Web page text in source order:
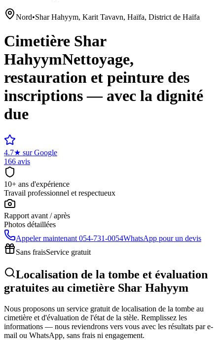
Nord•Shar Hahyym, Karit Tavavn, Haïfa, District de Haïfa
Cimetière Shar
HahyymNettoyage,
restauration et peinture des
inscriptions — avec la dignité
due
4.7★ sur Google
166 avis
10+ ans d'expérience
Travail professionnel et respectueux
Rapport avant / après
Photos détaillées
Appeler maintenant 054-731-0054WhatsApp pour un devis
Sans fraisService gratuit
Localisation de la tombe et évaluation
gratuites au cimetière Shar Hahyym
Nous proposons un service gratuit de localisation de la tombe au
cimetière et d'évaluation de l'état de la stèle. Remplissez les
informations — nous reviendrons vers vous avec les résultats par e-
mail ou WhatsApp, sans frais ni engagement.